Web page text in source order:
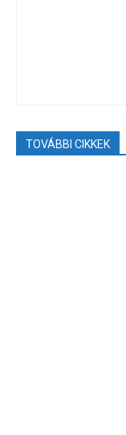
TOVÁBBI CIKKEK